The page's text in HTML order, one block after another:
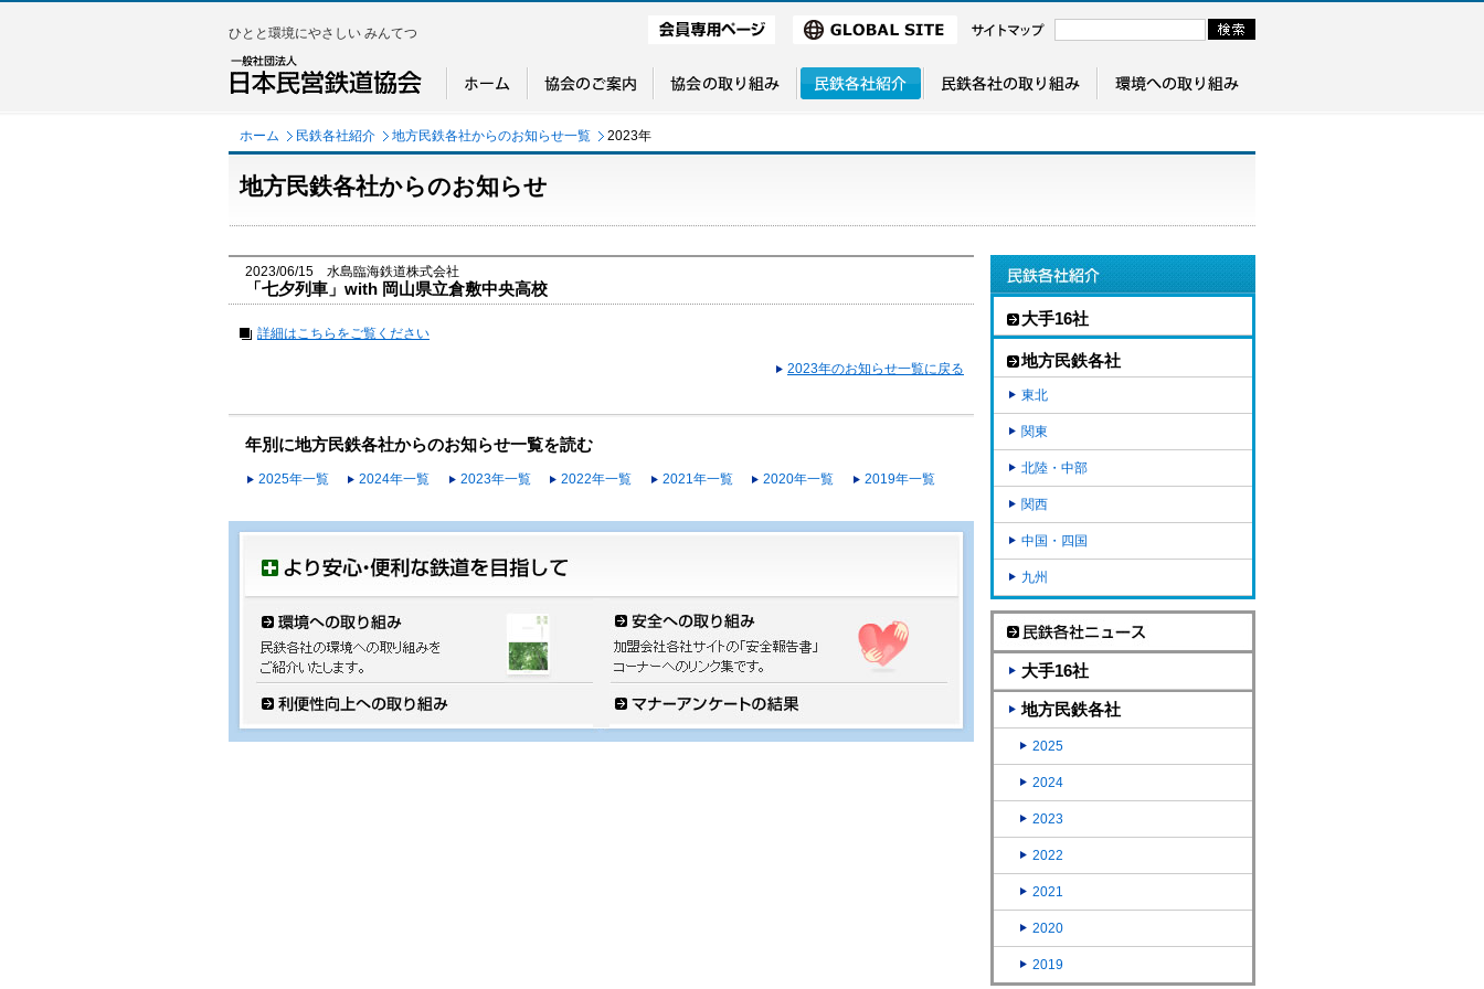
ひとと環境にやさしい みんてつ
ホーム 民鉄各社紹介 地方民鉄各社からのお知らせ一覧 2023年
地方民鉄各社からのお知らせ
2023/06/15 水島臨海鉄道株式会社
「七夕列車」with 岡山県立倉敷中央高校
詳細はこちらをご覧ください
2023年のお知らせ一覧に戻る
年別に地方民鉄各社からのお知らせ一覧を読む
2025年一覧 2024年一覧 2023年一覧 2022年一覧 2021年一覧 2020年一覧 2019年一覧
大手16社
地方民鉄各社
東北
関東
北陸・中部
関西
中国・四国
九州
大手16社
地方民鉄各社
2025
2024
2023
2022
2021
2020
2019